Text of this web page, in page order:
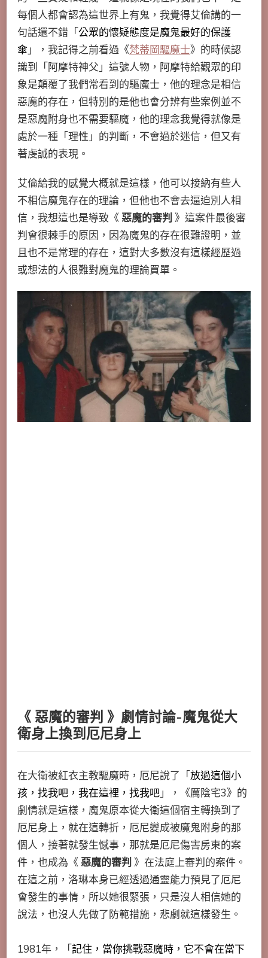
每個人都會認為這世界上有鬼，我覺得艾倫講的一
句話還不錯「公眾的懷疑態度是魔鬼最好的保護
傘」，我記得之前看過《梵蒂岡驅魔士》的時候認
識到「阿摩特神父」這號人物，阿摩特給觀眾的印
象是顛覆了我們常看到的驅魔士，他的理念是相信
惡魔的存在，但特別的是他也會分辨有些案例並不
是惡魔附身也不需要驅魔，他的理念我覺得就像是
處於一種「理性」的判斷，不會過於迷信，但又有
著虔誠的表現。
艾倫給我的感覺大概就是這樣，他可以接納有些人
不相信魔鬼存在的理論，但他也不會去逼迫別人相
信，我想這也是導致《惡魔的審判》這案件最後審
判會很棘手的原因，因為魔鬼的存在很難證明，並
且也不是常理的存在，這對大多數沒有這樣經歷過
或想法的人很難對魔鬼的理論買單。
《 惡魔的審判 》劇情討論-魔鬼從大
衛身上換到厄尼身上
在大衛被紅衣主教驅魔時，厄尼說了「放過這個小
孩，找我吧，我在這裡，找我吧」，《厲陰宅3》的
劇情就是這樣，魔鬼原本從大衛這個宿主轉換到了
厄尼身上，就在這轉折，厄尼變成被魔鬼附身的那
個人，接著就發生憾事，那就是厄尼傷害房東的案
件，也成為《惡魔的審判》在法庭上審判的案件。
在這之前，洛琳本身已經透過通靈能力預見了厄尼
會發生的事情，所以她很緊張，只是沒人相信她的
說法，也沒人先做了防範措施，悲劇就這樣發生。
1981年，「記住，當你挑戰惡魔時，它不會在當下